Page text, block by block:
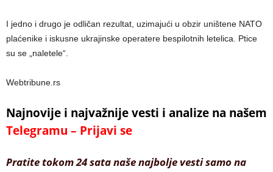
I jedno i drugo je odličan rezultat, uzimajući u obzir uništene NATO
plaćenike i iskusne ukrajinske operatere bespilotnih letelica. Ptice
su se „naletele“.
Webtribune.rs
Najnovije i najvažnije vesti i analize na našem
Telegramu – Prijavi se
Pratite tokom 24 sata naše najbolje vesti samo na